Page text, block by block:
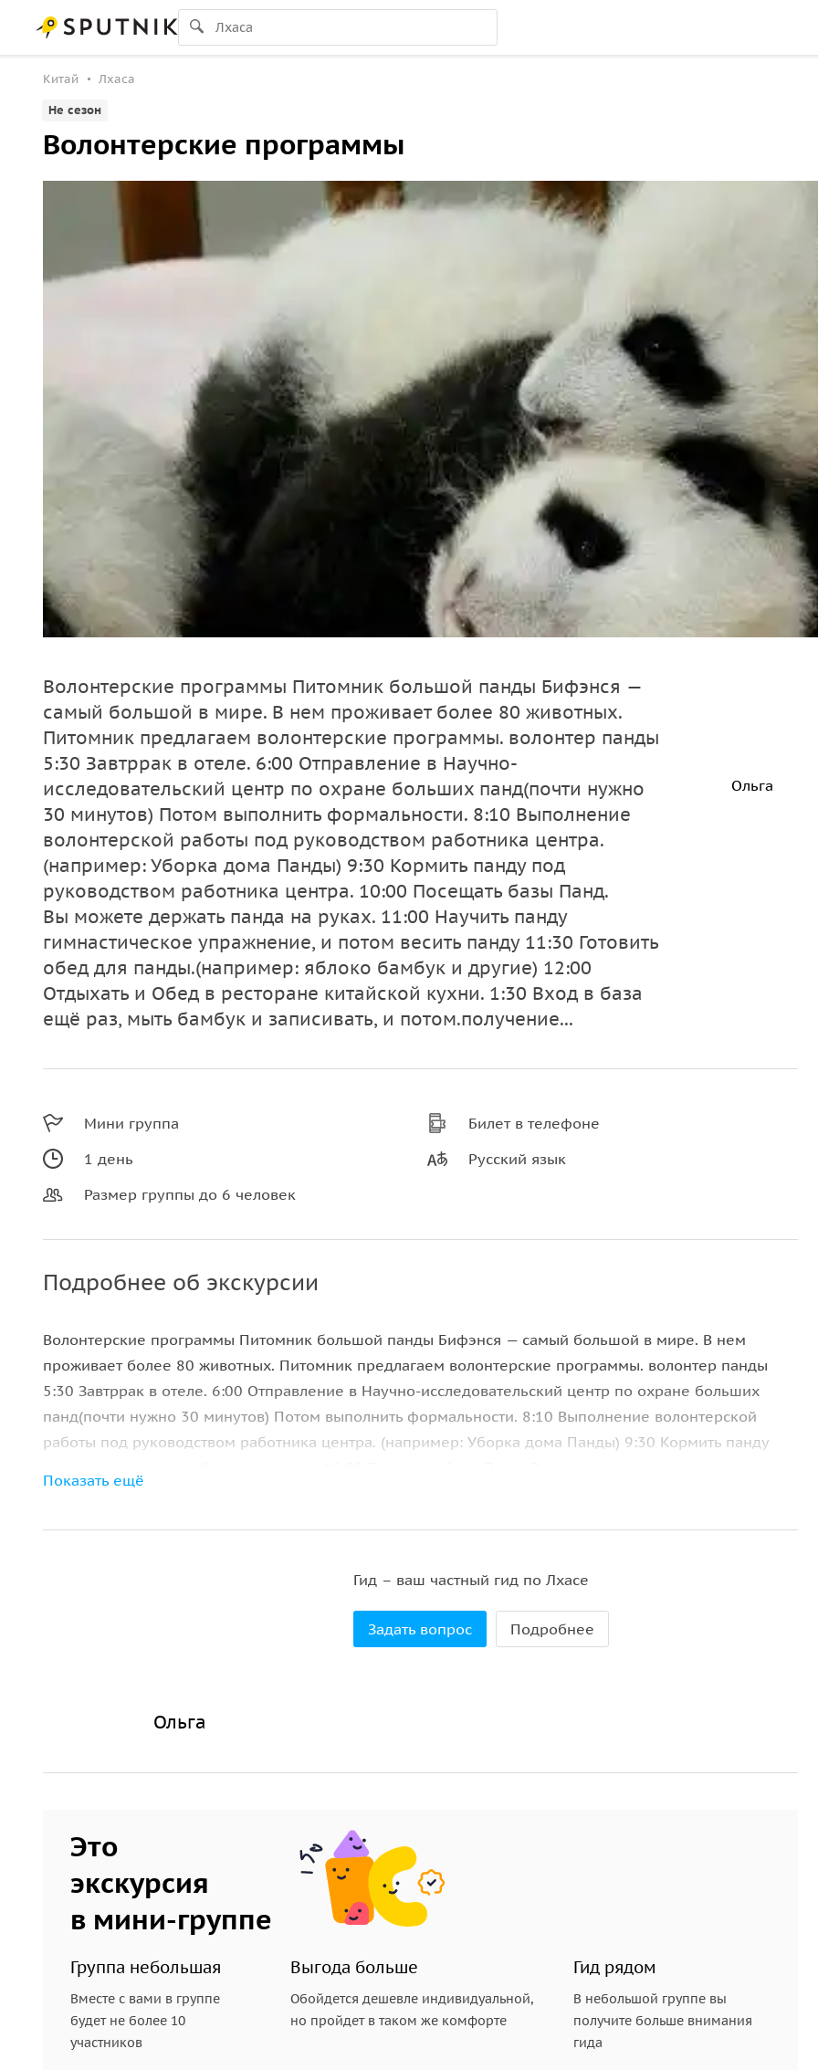
Китай
Лхаса
Не сезон
Волонтерские программы
Волонтерские программы Питомник большой панды Бифэнся —
самый большой в мире. В нем проживает более 80 животных.
Питомник предлагаем волонтерские программы. волонтер панды
5:30 Завтррак в отеле. 6:00 Отправление в Научно-
исследовательский центр по охране больших панд(почти нужно
30 минутов) Потом выполнить формальности. 8:10 Выполнение
волонтерской работы под руководством работника центра.
(например: Уборка дома Панды) 9:30 Кормить панду под
руководством работника центра. 10:00 Посещать базы Панд.
Вы можете держать панда на руках. 11:00 Научить панду
гимнастическое упражнение, и потом весить панду 11:30 Готовить
обед для панды.(например: яблоко бамбук и другие) 12:00
Отдыхать и Обед в ресторане китайской кухни. 1:30 Вход в база
ещё раз, мыть бамбук и записивать, и потом.получение...
Ольга
Мини группа
1 день
Размер группы до 6 человек
Билет в телефоне
Русский язык
Подробнее об экскурсии
Волонтерские программы Питомник большой панды Бифэнся — самый большой в мире. В нем
проживает более 80 животных. Питомник предлагаем волонтерские программы. волонтер панды
5:30 Завтррак в отеле. 6:00 Отправление в Научно-исследовательский центр по охране больших
панд(почти нужно 30 минутов) Потом выполнить формальности. 8:10 Выполнение волонтерской
работы под руководством работника центра. (например: Уборка дома Панды) 9:30 Кормить панду
11:00 Научить панду гимнастическое упражнение, и потом весить панду 11:30 Готовить обед для
Показать ещё
Ольга
Гид – ваш частный гид по Лхасе
Задать вопрос Подробнее
Это
экскурсия
в мини-группе
Группа небольшая
Вместе с вами в группе
будет не более 10
участников
Выгода больше
Обойдется дешевле индивидуальной,
но пройдет в таком же комфорте
Гид рядом
В небольшой группе вы
получите больше внимания
гида